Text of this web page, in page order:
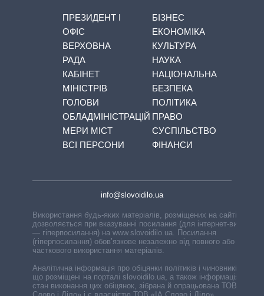
ПРЕЗИДЕНТ І
ОФІС
ВЕРХОВНА
РАДА
КАБІНЕТ
МІНІСТРІВ
ГОЛОВИ
ОБЛАДМІНІСТРАЦІЙ
МЕРИ МІСТ
ВСІ ПЕРСОНИ
БІЗНЕС
ЕКОНОМІКА
КУЛЬТУРА
НАУКА
НАЦІОНАЛЬНА
БЕЗПЕКА
ПОЛІТИКА
ПРАВО
СУСПІЛЬСТВО
ФІНАНСИ
info@slovoidilo.ua
Використання будь-яких матеріалів, розміщених на сайті,
дозволяється при вказуванні посилання (для інтернет-видань
— гіперпосилання) на www.slovoidilo.ua. Посилання
(гіперпосилання) обов’язкове незалежно від повного або
часткового використання матеріалів.
Аналітична інформація про обіцянки політиків і чиновників,
що розміщені на порталі slovoidilo.ua, а також інформація про
стан виконання цих обіцянок, зібрана й опрацьована ТОВ «ІА